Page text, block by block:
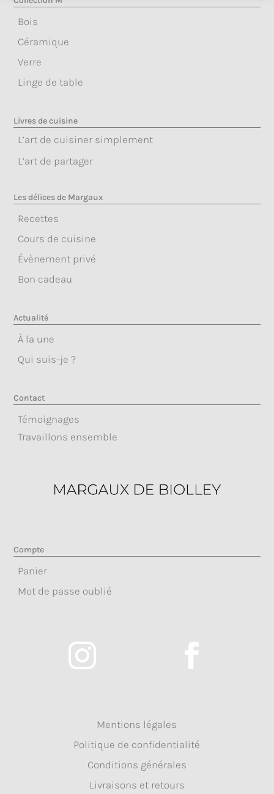
Bois
Céramique
Verre
Linge de table
Livres de cuisine
L’art de cuisiner simplement
L’art de partager
Les délices de Margaux
Recettes
Cours de cuisine
Évènement privé
Bon cadeau
Actualité
À la une
Qui suis-je ?
Contact
Témoignages
Travaillons ensemble
Compte
Panier
Mot de passe oublié
 
Mentions légales
Politique de confidentialité
Conditions générales
Livraisons et retours